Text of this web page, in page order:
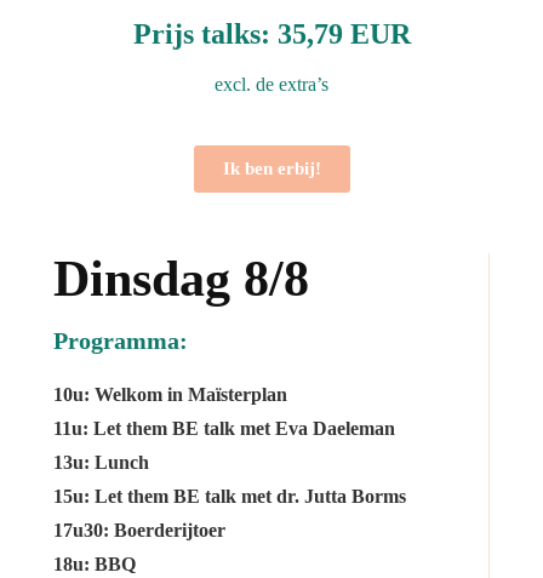
Prijs talks: 35,79 EUR
excl. de extra’s
Ik ben erbij!
Dinsdag 8/8
Programma:
10u: Welkom in Maïsterplan
11u: Let them BE talk met Eva Daeleman
13u: Lunch
15u: Let them BE talk met dr. Jutta Borms
17u30: Boerderijtoer
18u: BBQ